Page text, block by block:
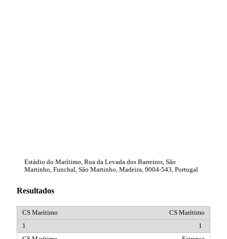
Estádio do Marítimo, Rua da Levada dos Barreiros, São
Martinho, Funchal, São Martinho, Madeira, 9004-543, Portugal
Resultados
CS Marítimo
1